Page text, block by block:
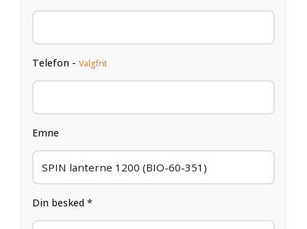
Telefon - Valgfrit
Emne
Din besked *